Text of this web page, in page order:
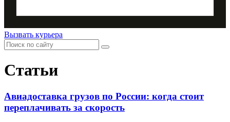
Вызвать курьера
Статьи
Авиадоставка грузов по России: когда стоит
переплачивать за скорость